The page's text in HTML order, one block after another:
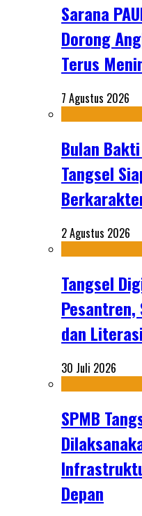
Sarana
Dorong
Terus
7 Agustus 2026
Bulan
Tangsel
2 Agustus 2026
Tangsel
Pesantren,
dan
30 Juli 2026
SPMB
Depan